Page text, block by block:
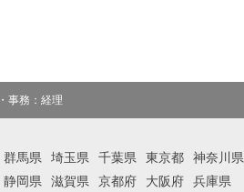
事務：経理
群馬県 埼玉県 千葉県 東京都
神奈川県
静岡県 滋賀県 京都府 大阪府
兵庫県